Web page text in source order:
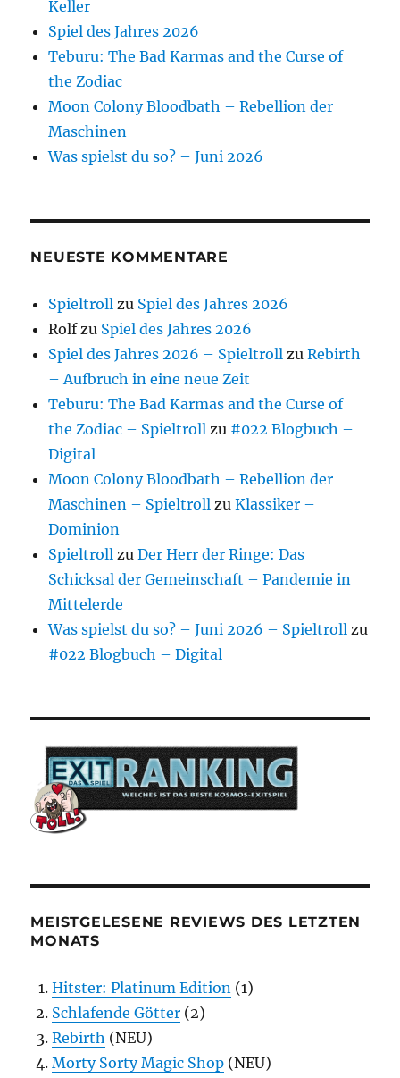
Keller
Spiel des Jahres 2026
Teburu: The Bad Karmas and the Curse of
the Zodiac
Moon Colony Bloodbath – Rebellion der
Maschinen
Was spielst du so? – Juni 2026
NEUESTE KOMMENTARE
Spieltroll zu Spiel des Jahres 2026
Rolfzu Spiel des Jahres 2026
Spiel des Jahres 2026 – Spieltroll zuRebirth
– Aufbruch in eine neue Zeit
Teburu: The Bad Karmas and the Curse of
the Zodiac – Spieltroll zu #022 Blogbuch –
Digital
Moon Colony Bloodbath – Rebellion der
Maschinen – Spieltroll zuKlassiker –
Dominion
Spieltroll zuDer Herr der Ringe: Das
Schicksal der Gemeinschaft – Pandemie in
Mittelerde
Was spielst du so? – Juni 2026 – Spieltroll zu
#022 Blogbuch – Digital
MEISTGELESENE REVIEWS DES LETZTEN
MONATS
Hitster: Platinum Edition (1)
Schlafende Götter (2)
Rebirth (NEU)
Morty Sorty Magic Shop (NEU)